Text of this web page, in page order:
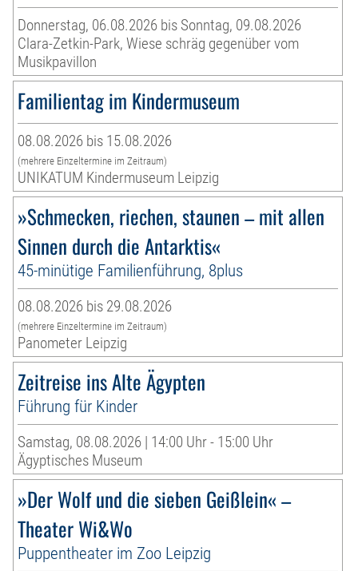
Donnerstag, 06.08.2026 bis Sonntag, 09.08.2026
Clara-Zetkin-Park, Wiese schräg gegenüber vom
Musikpavillon
Familientag im Kindermuseum
08.08.2026 bis 15.08.2026
(mehrere Einzeltermine im Zeitraum)
UNIKATUM Kindermuseum Leipzig
»Schmecken, riechen, staunen – mit allen
Sinnen durch die Antarktis«
45-minütige Familienführung, 8plus
08.08.2026 bis 29.08.2026
(mehrere Einzeltermine im Zeitraum)
Panometer Leipzig
Zeitreise ins Alte Ägypten
Führung für Kinder
Samstag, 08.08.2026 | 14:00 Uhr - 15:00 Uhr
Ägyptisches Museum
»Der Wolf und die sieben Geißlein« –
Theater Wi&Wo
Puppentheater im Zoo Leipzig